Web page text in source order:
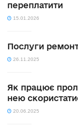
переплатити
15.01.2026
Послуги
26.11.2025
Як працює
нею
20.06.2025